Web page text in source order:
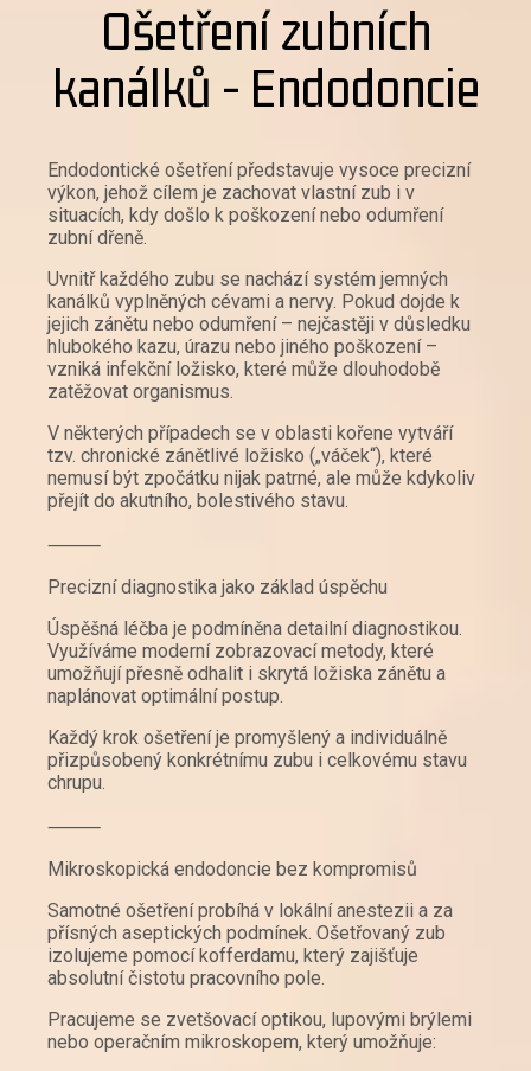
Ošetření zubních
kanálků - Endodoncie
Endodontické ošetření představuje vysoce precizní
výkon, jehož cílem je zachovat vlastní zub i v
situacích, kdy došlo k poškození nebo odumření
zubní dřeně.
Uvnitř každého zubu se nachází systém jemných
kanálků vyplněných cévami a nervy. Pokud dojde k
jejich zánětu nebo odumření – nejčastěji v důsledku
hlubokého kazu, úrazu nebo jiného poškození –
vzniká infekční ložisko, které může dlouhodobě
zatěžovat organismus.
V některých případech se v oblasti kořene vytváří
tzv. chronické zánětlivé ložisko („váček“), které
nemusí být zpočátku nijak patrné, ale může kdykoliv
přejít do akutního, bolestivého stavu.
⸻
Precizní diagnostika jako základ úspěchu
Úspěšná léčba je podmíněna detailní diagnostikou.
Využíváme moderní zobrazovací metody, které
umožňují přesně odhalit i skrytá ložiska zánětu a
naplánovat optimální postup.
Každý krok ošetření je promyšlený a individuálně
přizpůsobený konkrétnímu zubu i celkovému stavu
chrupu.
⸻
Mikroskopická endodoncie bez kompromisů
Samotné ošetření probíhá v lokální anestezii a za
přísných aseptických podmínek. Ošetřovaný zub
izolujeme pomocí kofferdamu, který zajišťuje
absolutní čistotu pracovního pole.
Pracujeme se zvetšovací optikou, lupovými brýlemi
nebo operačním mikroskopem, který umožňuje: